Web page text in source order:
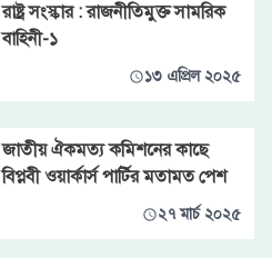
রাষ্ট্র সংস্কার : রাজনীতিমুক্ত সামরিক
বাহিনী-১
১৩ এপ্রিল ২০২৫
জাতীয় ঐকমত্য কমিশনের কাছে
বিপ্লবী ওয়ার্কার্স পার্টির মতামত পেশ
২৭ মার্চ ২০২৫